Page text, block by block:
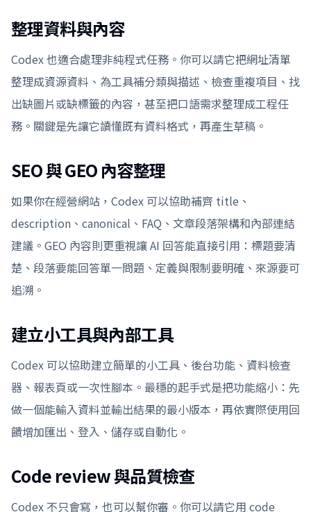
整理資料與內容
Codex 也適合處理非純程式任務。你可以請它把網址清單
整理成資源資料、為工具補分類與描述、檢查重複項目、找
出缺圖片或缺標籤的內容，甚至把口語需求整理成工程任
務。關鍵是先讓它讀懂既有資料格式，再產生草稿。
SEO 與 GEO 內容整理
如果你在經營網站，Codex 可以協助補齊 title、
description、canonical、FAQ、文章段落架構和內部連結
建議。GEO 內容則更重視讓 AI 回答能直接引用：標題要清
楚、段落要能回答單一問題、定義與限制要明確、來源要可
追溯。
建立小工具與內部工具
Codex 可以協助建立簡單的小工具、後台功能、資料檢查
器、報表頁或一次性腳本。最穩的起手式是把功能縮小：先
做一個能輸入資料並輸出結果的最小版本，再依實際使用回
饋增加匯出、登入、儲存或自動化。
Code review 與品質檢查
Codex 不只會寫，也可以幫你審。你可以請它用 code